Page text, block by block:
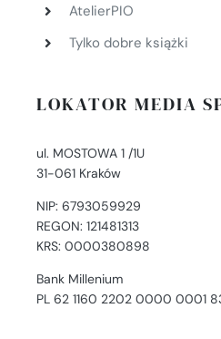
AtelierPIO
Tylko dobre książki
LOKATOR MEDIA
ul. MOSTOWA 1 /1U
31-061 Kraków
NIP: 6793059929
REGON: 121481313
KRS: 0000380898
Bank Millenium
PL 62 1160 2202 0000 0001